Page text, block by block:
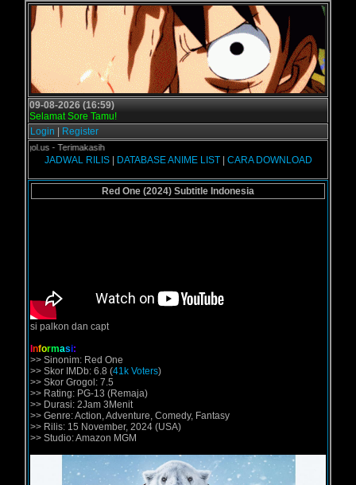
09-08-2026 (16:59)
Selamat Sore Tamu!
Login
Register
- Terimakasih
JADWAL RILIS| DATABASE ANIME LIST| CARA DOWNLOAD
Red One (2024) Subtitle Indonesia
si palkon dan capt
nformasi:
>> Sinonim: Red One
>> Skor IMDb: 6.8 (41k Voters)
>> Skor Grogol: 7.5
>> Rating: PG-13 (Remaja)
>> Durasi: 2Jam 3Menit
>> Genre: Action, Adventure, Comedy, Fantasy
>> Rilis: 15 November, 2024 (USA)
>> Studio: Amazon MGM